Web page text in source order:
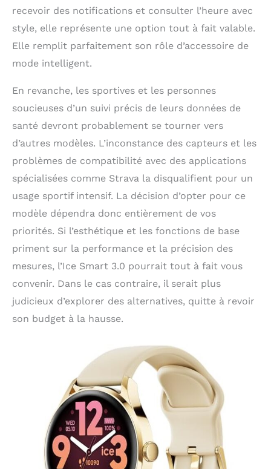
recevoir des notifications et consulter l’heure avec
style, elle représente une option tout à fait valable.
Elle remplit parfaitement son rôle d’accessoire de
mode intelligent.
En revanche, les sportives et les personnes
soucieuses d’un suivi précis de leurs données de
santé devront probablement se tourner vers
d’autres modèles. L’inconstance des capteurs et les
problèmes de compatibilité avec des applications
spécialisées comme Strava la disqualifient pour un
usage sportif intensif. La décision d’opter pour ce
modèle dépendra donc entièrement de vos
priorités. Si l’esthétique et les fonctions de base
priment sur la performance et la précision des
mesures, l’Ice Smart 3.0 pourrait tout à fait vous
convenir. Dans le cas contraire, il serait plus
judicieux d’explorer des alternatives, quitte à revoir
son budget à la hausse.